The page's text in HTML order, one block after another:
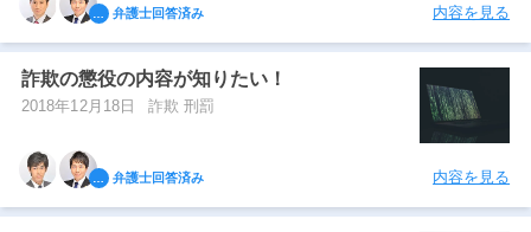
弁護士費用
弁護士回答済み 内容を見る
詐欺の懲役の内容が知りたい！
2018年12月18日 詐欺 刑罰
弁護士回答済み 内容を見る